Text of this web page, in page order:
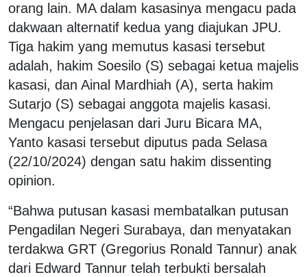
orang lain. MA dalam kasasinya mengacu pada
dakwaan alternatif kedua yang diajukan JPU.
Tiga hakim yang memutus kasasi tersebut
adalah, hakim Soesilo (S) sebagai ketua majelis
kasasi, dan Ainal Mardhiah (A), serta hakim
Sutarjo (S) sebagai anggota majelis kasasi.
Mengacu penjelasan dari Juru Bicara MA,
Yanto kasasi tersebut diputus pada Selasa
(22/10/2024) dengan satu hakim dissenting
opinion.
“Bahwa putusan kasasi membatalkan putusan
Pengadilan Negeri Surabaya, dan menyatakan
terdakwa GRT (Gregorius Ronald Tannur) anak
dari Edward Tannur telah terbukti bersalah